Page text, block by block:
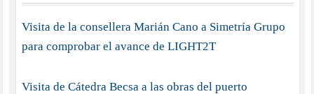
Visita de la consellera Marián Cano a Simetría Grupo
para comprobar el avance de LIGHT2T
Visita de Cátedra Becsa a las obras del puerto